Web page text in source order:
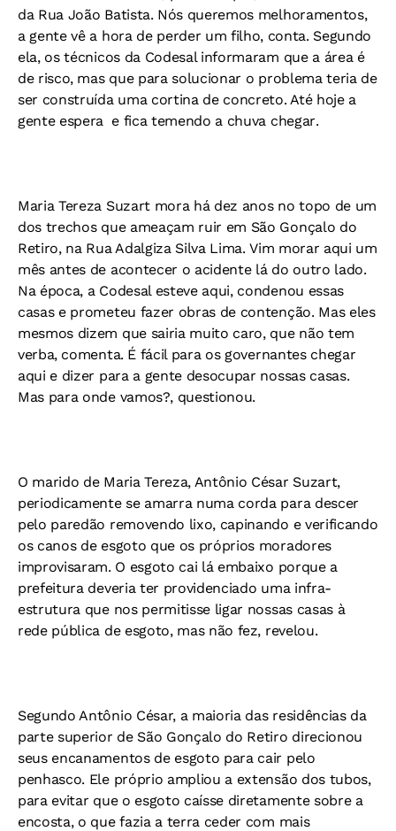
da Rua João Batista. Nós queremos melhoramentos,
a gente vê a hora de perder um filho, conta. Segundo
ela, os técnicos da Codesal informaram que a área é
de risco, mas que para solucionar o problema teria de
ser construída uma cortina de concreto. Até hoje a
gente espera  e fica temendo a chuva chegar.
Maria Tereza Suzart mora há dez anos no topo de um
dos trechos que ameaçam ruir em São Gonçalo do
Retiro, na Rua Adalgiza Silva Lima. Vim morar aqui um
mês antes de acontecer o acidente lá do outro lado.
Na época, a Codesal esteve aqui, condenou essas
casas e prometeu fazer obras de contenção. Mas eles
mesmos dizem que sairia muito caro, que não tem
verba, comenta. É fácil para os governantes chegar
aqui e dizer para a gente desocupar nossas casas.
Mas para onde vamos?, questionou.
O marido de Maria Tereza, Antônio César Suzart,
periodicamente se amarra numa corda para descer
pelo paredão removendo lixo, capinando e verificando
os canos de esgoto que os próprios moradores
improvisaram. O esgoto cai lá embaixo porque a
prefeitura deveria ter providenciado uma infra-
estrutura que nos permitisse ligar nossas casas à
rede pública de esgoto, mas não fez, revelou.
Segundo Antônio César, a maioria das residências da
parte superior de São Gonçalo do Retiro direcionou
seus encanamentos de esgoto para cair pelo
penhasco. Ele próprio ampliou a extensão dos tubos,
para evitar que o esgoto caísse diretamente sobre a
encosta, o que fazia a terra ceder com mais